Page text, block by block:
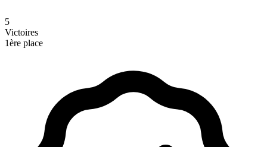
5
Victoires
1ère place